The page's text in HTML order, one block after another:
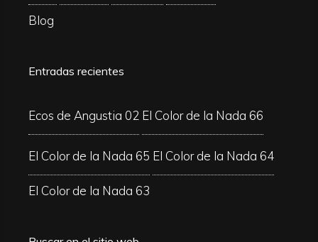
Blog
Entradas recientes
Ecos de Angustia 02 El Color de la Nada 66
El Color de la Nada 65 El Color de la Nada 64
El Color de la Nada 63